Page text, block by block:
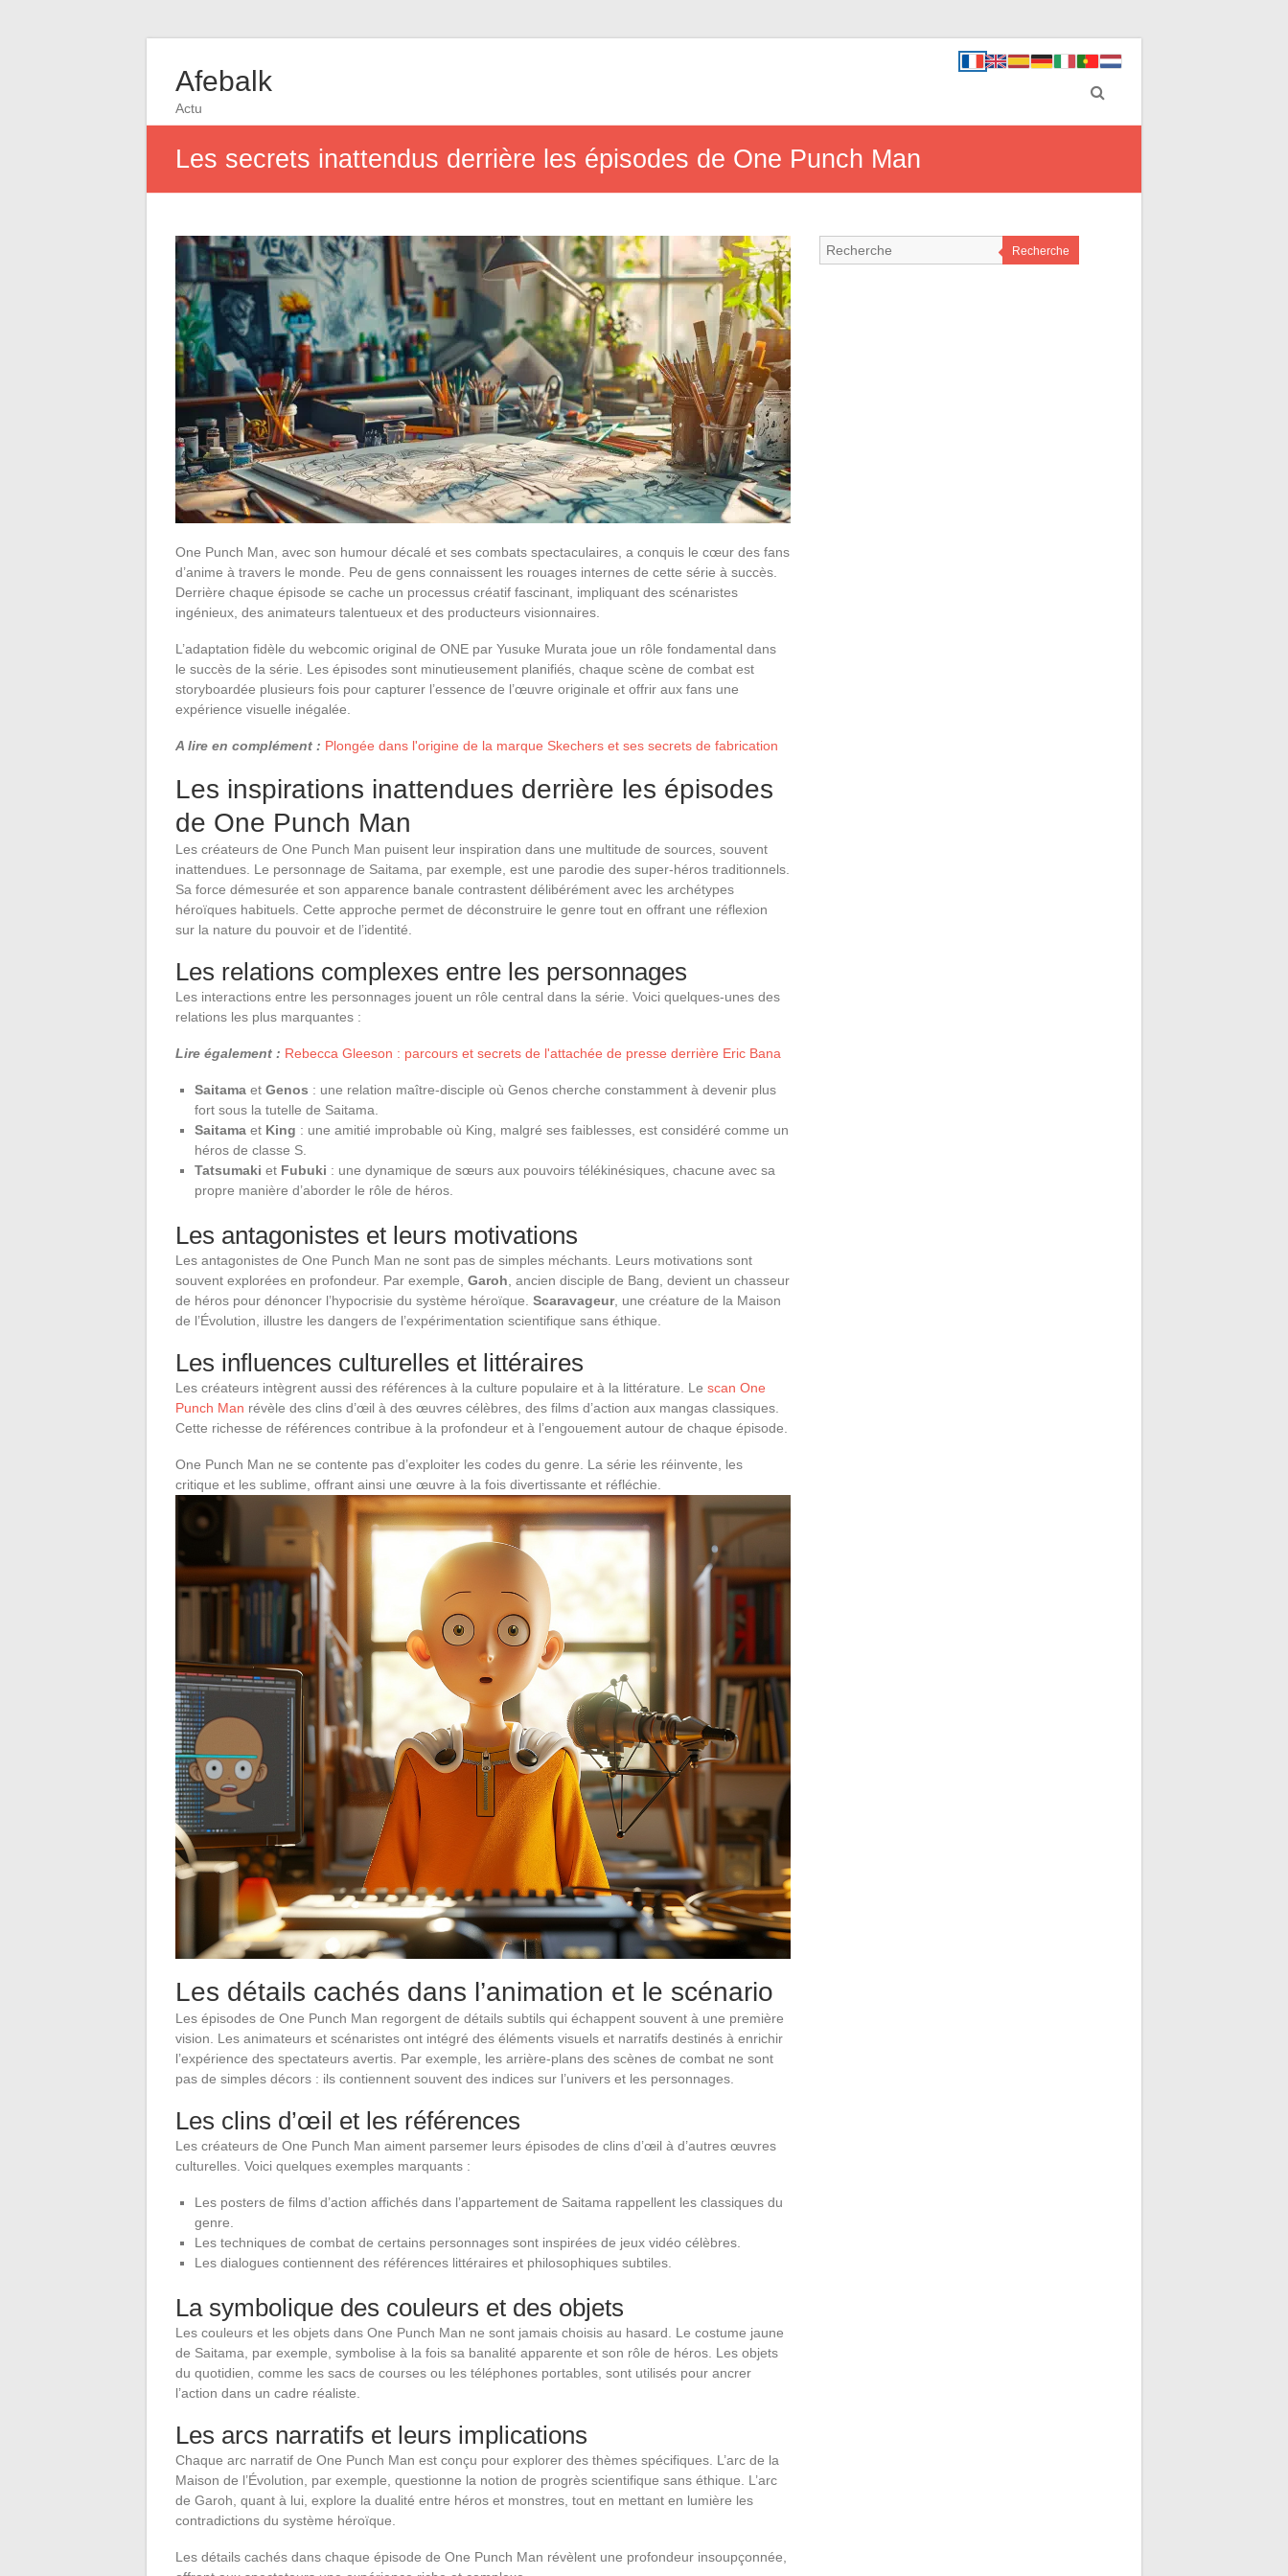
Afebalk
Actu
Les secrets inattendus derrière les épisodes de One Punch Man
One Punch Man, avec son humour décalé et ses combats spectaculaires, a conquis le cœur des fans
d’anime à travers le monde. Peu de gens connaissent les rouages internes de cette série à succès.
Derrière chaque épisode se cache un processus créatif fascinant, impliquant des scénaristes
ingénieux, des animateurs talentueux et des producteurs visionnaires.
L’adaptation fidèle du webcomic original de ONE par Yusuke Murata joue un rôle fondamental dans
le succès de la série. Les épisodes sont minutieusement planifiés, chaque scène de combat est
storyboardée plusieurs fois pour capturer l’essence de l’œuvre originale et offrir aux fans une
expérience visuelle inégalée.
A lire en complément : Plongée dans l'origine de la marque Skechers et ses secrets de fabrication
Les inspirations inattendues derrière les épisodes
de One Punch Man
Les créateurs de One Punch Man puisent leur inspiration dans une multitude de sources, souvent
inattendues. Le personnage de Saitama, par exemple, est une parodie des super-héros traditionnels.
Sa force démesurée et son apparence banale contrastent délibérément avec les archétypes
héroïques habituels. Cette approche permet de déconstruire le genre tout en offrant une réflexion
sur la nature du pouvoir et de l’identité.
Les relations complexes entre les personnages
Les interactions entre les personnages jouent un rôle central dans la série. Voici quelques-unes des
relations les plus marquantes :
Lire également : Rebecca Gleeson : parcours et secrets de l'attachée de presse derrière Eric Bana
Saitama et Genos : une relation maître-disciple où Genos cherche constamment à devenir plus
fort sous la tutelle de Saitama.
Saitama et King : une amitié improbable où King, malgré ses faiblesses, est considéré comme un
héros de classe S.
Tatsumaki et Fubuki : une dynamique de sœurs aux pouvoirs télékinésiques, chacune avec sa
propre manière d’aborder le rôle de héros.
Les antagonistes et leurs motivations
Les antagonistes de One Punch Man ne sont pas de simples méchants. Leurs motivations sont
souvent explorées en profondeur. Par exemple, Garoh , ancien disciple de Bang, devient un chasseur
de héros pour dénoncer l’hypocrisie du système héroïque. Scaravageur, une créature de la Maison
de l’Évolution, illustre les dangers de l’expérimentation scientifique sans éthique.
Les influences culturelles et littéraires
Les créateurs intègrent aussi des références à la culture populaire et à la littérature. Le scan One
Punch Man révèle des clins d’œil à des œuvres célèbres, des films d’action aux mangas classiques.
Cette richesse de références contribue à la profondeur et à l’engouement autour de chaque épisode.
One Punch Man ne se contente pas d’exploiter les codes du genre. La série les réinvente, les
critique et les sublime, offrant ainsi une œuvre à la fois divertissante et réfléchie.
Les détails cachés dans l’animation et le scénario
Les épisodes de One Punch Man regorgent de détails subtils qui échappent souvent à une première
vision. Les animateurs et scénaristes ont intégré des éléments visuels et narratifs destinés à enrichir
l’expérience des spectateurs avertis. Par exemple, les arrière-plans des scènes de combat ne sont
pas de simples décors : ils contiennent souvent des indices sur l’univers et les personnages.
Les clins d’œil et les références
Les créateurs de One Punch Man aiment parsemer leurs épisodes de clins d’œil à d’autres œuvres
culturelles. Voici quelques exemples marquants :
Les posters de films d’action affichés dans l’appartement de Saitama rappellent les classiques du
genre.
Les techniques de combat de certains personnages sont inspirées de jeux vidéo célèbres.
Les dialogues contiennent des références littéraires et philosophiques subtiles.
La symbolique des couleurs et des objets
Les couleurs et les objets dans One Punch Man ne sont jamais choisis au hasard. Le costume jaune
de Saitama, par exemple, symbolise à la fois sa banalité apparente et son rôle de héros. Les objets
du quotidien, comme les sacs de courses ou les téléphones portables, sont utilisés pour ancrer
l’action dans un cadre réaliste.
Les arcs narratifs et leurs implications
Chaque arc narratif de One Punch Man est conçu pour explorer des thèmes spécifiques. L’arc de la
Maison de l’Évolution, par exemple, questionne la notion de progrès scientifique sans éthique. L’arc
de Garoh, quant à lui, explore la dualité entre héros et monstres, tout en mettant en lumière les
contradictions du système héroïque.
Les détails cachés dans chaque épisode de One Punch Man révèlent une profondeur insoupçonnée,
Recherche